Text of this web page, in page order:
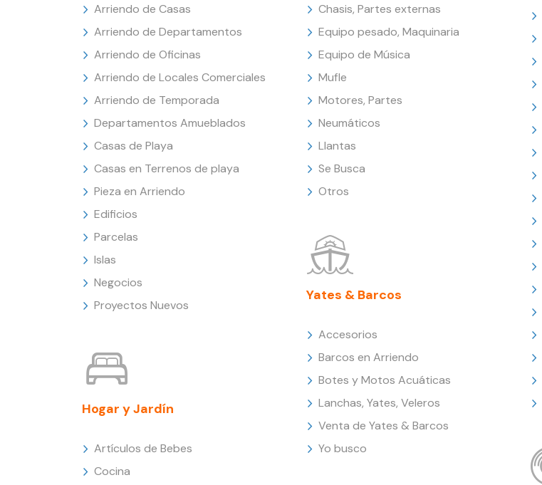
Arriendo de Casas
Arriendo de Departamentos
Arriendo de Oficinas
Arriendo de Locales Comerciales
Arriendo de Temporada
Departamentos Amueblados
Casas de Playa
Casas en Terrenos de playa
Pieza en Arriendo
Edificios
Parcelas
Islas
Negocios
Proyectos Nuevos
Hogar y Jardín
Artículos de Bebes
Cocina
Chasis, Partes externas
Equipo pesado, Maquinaria
Equipo de Música
Mufle
Motores, Partes
Neumáticos
Llantas
Se Busca
Otros
Yates & Barcos
Accesorios
Barcos en Arriendo
Botes y Motos Acuáticas
Lanchas, Yates, Veleros
Venta de Yates & Barcos
Yo busco